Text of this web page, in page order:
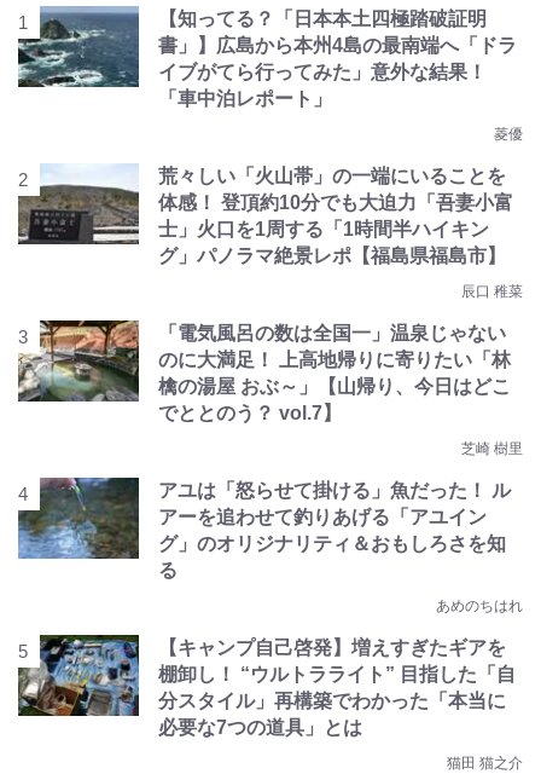
【知ってる？「日本本土四極踏破証明
書」】広島から本州4島の最南端へ「ドラ
イブがてら行ってみた」意外な結果！
「車中泊レポート」
菱優
荒々しい「火山帯」の一端にいることを
体感！ 登頂約10分でも大迫力「吾妻小富
士」火口を1周する「1時間半ハイキン
グ」パノラマ絶景レポ【福島県福島市】
辰口 稚菜
「電気風呂の数は全国一」温泉じゃない
のに大満足！ 上高地帰りに寄りたい「林
檎の湯屋 おぶ～」【山帰り、今日はどこ
でととのう？ vol.7】
芝崎 樹里
アユは「怒らせて掛ける」魚だった！ ル
アーを追わせて釣りあげる「アユイン
グ」のオリジナリティ＆おもしろさを知
る
あめのちはれ
【キャンプ自己啓発】増えすぎたギアを
棚卸し！ “ウルトラライト” 目指した「自
分スタイル」再構築でわかった「本当に
必要な7つの道具」とは
猫田 猫之介